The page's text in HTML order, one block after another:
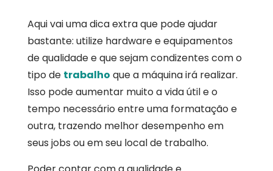
Aqui vai uma dica extra que pode ajudar
bastante: utilize hardware e equipamentos
de qualidade e que sejam condizentes com o
tipo de trabalho que a máquina irá realizar.
Isso pode aumentar muito a vida útil e o
tempo necessário entre uma formatação e
outra, trazendo melhor desempenho em
seus jobs ou em seu local de trabalho.